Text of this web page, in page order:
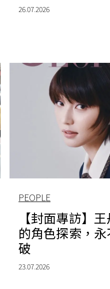
26.07.2026
PEOPLE
【封面專訪】
的角色探索，
破
23.07.2026